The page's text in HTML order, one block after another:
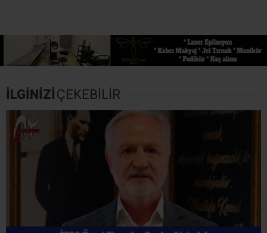
İLGİNİZİ ÇEKEBİLİR